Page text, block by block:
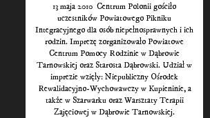
13 maja 2010 Centrum Polonii gościło
uczestników Powiatowego Pikniku
Integracyjnego dla osób niepełnosprawnych i ich
rodzin. Imprezę zorganizowało Powiatowe
Centrum Pomocy Rodzinie w Dąbrowie
Tarnowskiej oraz Starosta Dąbrowski. Udział w
imprezie wzięły: Niepubliczny Ośrodek
Rewalidacyjno-Wychowawczy w Kupieninie, a
także w Szarwarku oraz Warsztaty Terapii
Zajęciowej w Dąbrowie Tarnowskiej.